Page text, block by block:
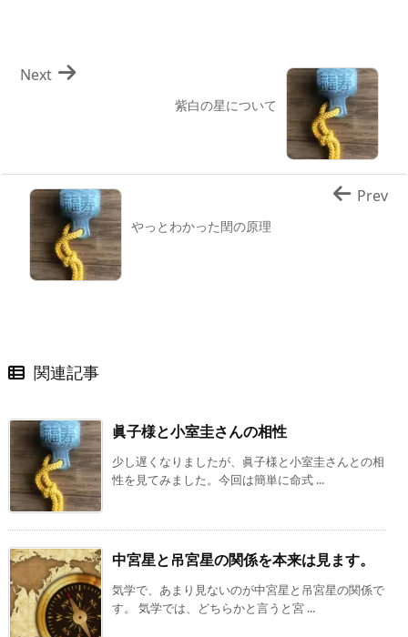
紫白の星について
Next
やっとわかった閏の原理
Prev
関連記事
眞子様と小室圭さんの相性
少し遅くなりましたが、眞子様と小室圭さんとの相
性を見てみました。今回は簡単に命式 ...
中宮星と吊宮星の関係を本来は見ます。
気学で、あまり見ないのが中宮星と吊宮星の関係で
す。 気学では、どちらかと言うと宮 ...